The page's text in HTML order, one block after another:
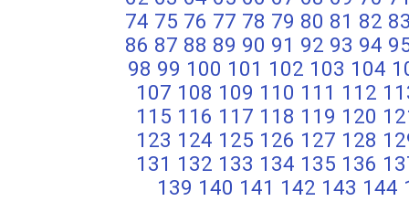
74 75 76 77 78 79 80 81 82
86 87 88 89 90 91 92 93 94
98 99 100 101 102 103 104
107 108 109 110 111 112
115 116 117 118 119 120
123 124 125 126 127 128
131 132 133 134 135 136
139 140 141 142 143 144